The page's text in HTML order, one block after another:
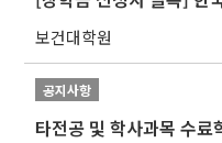
보건대학원
공지사항
타전공 및 학사과목 수료